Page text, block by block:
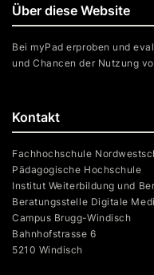
Kontakt
Fachhochschule
Pädagogische Hochschule
Institut Weiterbildung und
Beratungsstelle Digitale
Campus Brugg-Windisch
Bahnhofstrasse 6
5210 Windisch
Über diese Website
Bei myPad erproben und
und Chancen der Nutzung